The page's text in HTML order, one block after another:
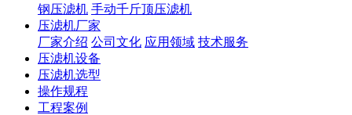
钢压滤机 手动千斤顶压滤机
压滤机厂家
厂家介绍 公司文化 应用领域 技术服务
压滤机设备
压滤机选型
操作规程
工程案例